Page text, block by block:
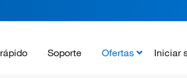
Soporte Ofertas Iniciar